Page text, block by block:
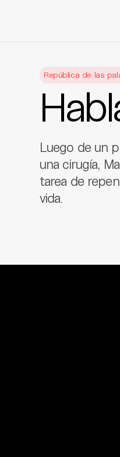
República de las
Luego de un
una cirugía,
tarea de
vida.